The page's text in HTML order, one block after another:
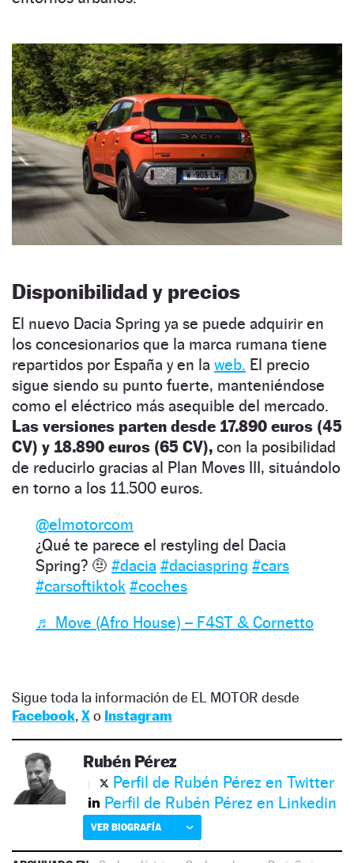
Disponibilidad y precios
El nuevo Dacia Spring ya se puede adquirir en
los concesionarios que la marca rumana tiene
repartidos por España y en la web. El precio
sigue siendo su punto fuerte, manteniéndose
como el eléctrico más asequible del mercado.
Las versiones parten desde 17.890 euros (45
CV) y 18.890 euros (65 CV), con la posibilidad
de reducirlo gracias al Plan Moves III, situándolo
en torno a los 11.500 euros.
@elmotorcom
¿Qué te parece el restyling del Dacia
Spring? 🤨 #dacia #daciaspring #cars
#carsoftiktok #coches
♬ Move (Afro House) – F4ST & Cornetto
Sigue toda la información de EL MOTOR desde
Facebook, Xo Instagram
Rubén Pérez
Perfil de Rubén Pérez en Twitter
Perfil de Rubén Pérez en Linkedin
VER BIOGRAFÍA